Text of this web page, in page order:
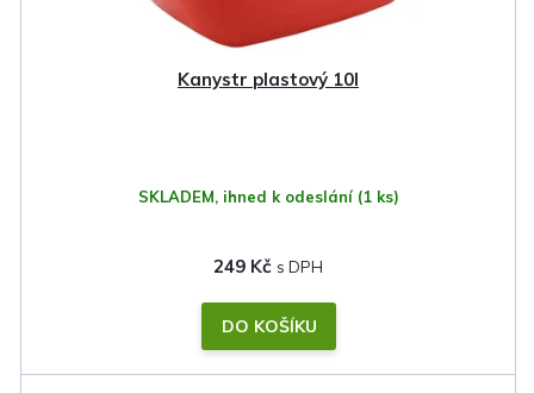
Kanystr plastový 10l
SKLADEM, ihned k odeslání (1 ks)
249 Kč
DO KOŠÍKU